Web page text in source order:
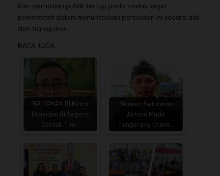
Kini, perhatian publik tertuju pada tindak lanjut
pemerintah dalam menuntaskan persoalan ini secara adil
dan transparan.
BACA JUGA
BPI KPNPA RI Minta
Presiden RI Segera
Bentuk Tim…
Wawan Setiawan
Aktivis Muda
Tangerang Utara…